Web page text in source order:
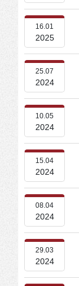
16.01
2025
25.07
2024
10.05
2024
15.04
2024
08.04
2024
29.03
2024